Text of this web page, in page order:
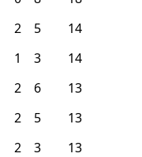
2 5
14
1 3
14
2 6
13
2 5
13
2 3
13